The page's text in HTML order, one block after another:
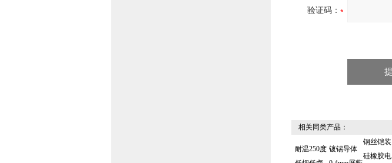
验证码：
相关同类产品：
耐温250度 镀锡导体
钢丝铠装
硅橡胶电